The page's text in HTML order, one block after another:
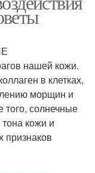
нашей кожи.
в клетках,
морщин и
того, солнечные
кожи и
признаков